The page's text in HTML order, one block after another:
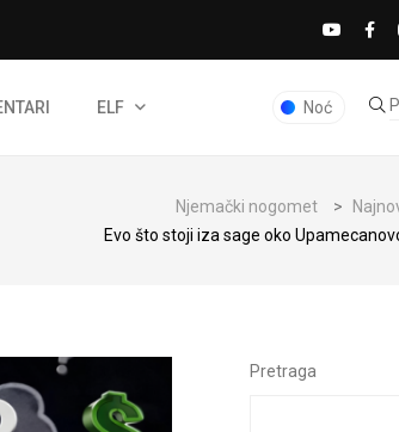
ELF Noć
Njemački nogomet >
Evo što stoji iza sage oko
Pretraga